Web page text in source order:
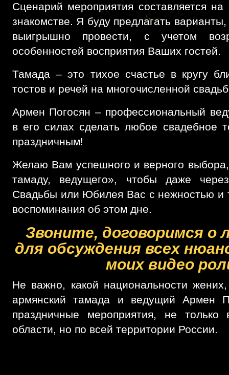
Сценарий мероприятия составляется
знакомстве. Я буду предлагать
выигрышно провести, с учетом
особенностей восприятия Ваших гостей.
Тамада – это тихое счастье в кругу
тостов и речей на многочисленной
Армен Погосян – профессиональный
в его силах сделать любое свадебное
праздничным!
Желаю Вам успешного и верного
тамаду, ведущего», чтобы даже
Свадьбы или Юбилея Вас с нежностью и
воспоминания об этом дне.
Звоните, договоримся о
для обсуждения всех
моих видео
Не важно, какой национальности
армянский тамада и ведущий Армен
праздничные мероприятия, не
области, но по всей территории России.